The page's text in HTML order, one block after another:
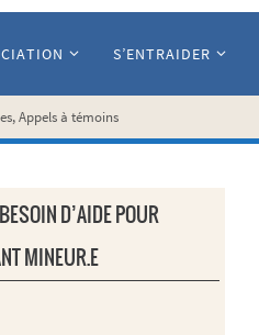
S’ENTRAIDER
Appels à témoins
D’AIDE POUR
MINEUR.E